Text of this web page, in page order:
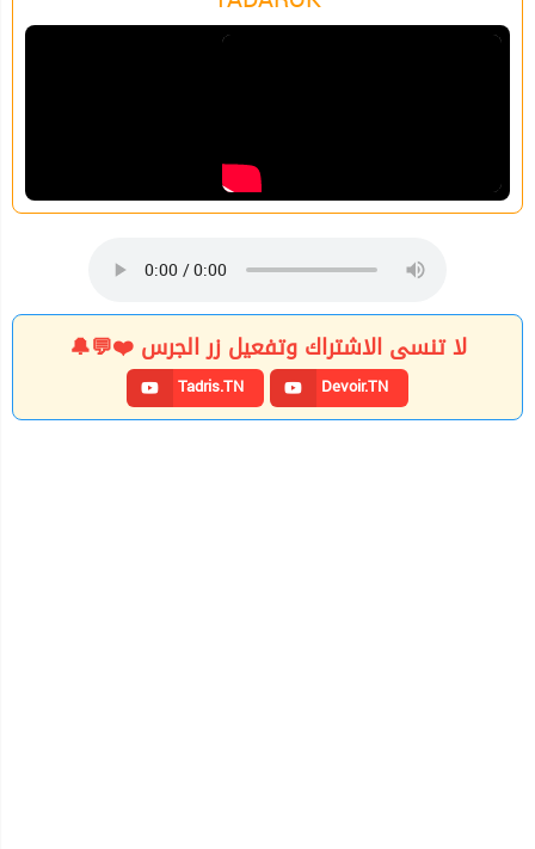
لا تنسى الاشتراك وتفعيل زر الجرس ❤️💬🔔
Tadris.TN Devoir.TN